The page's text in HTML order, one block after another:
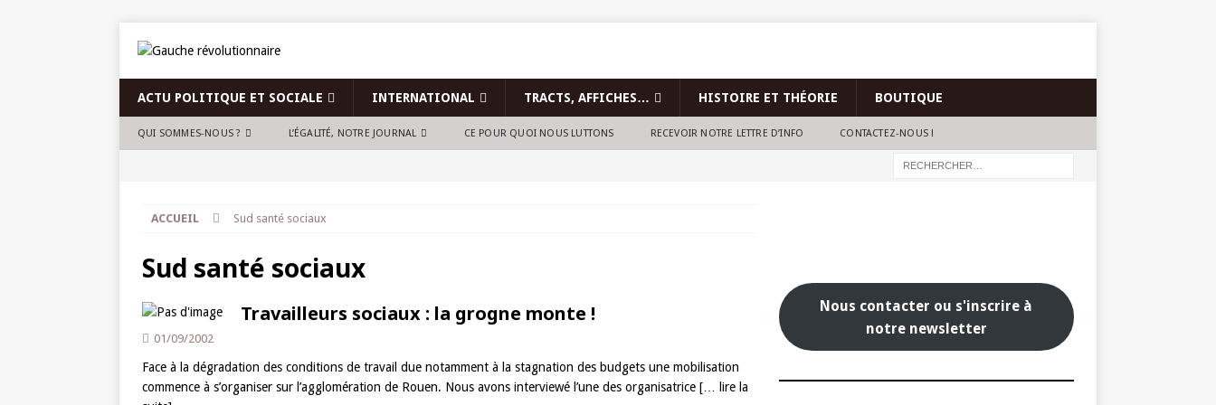
ACTU POLITIQUE ET SOCIALE INTERNATIONAL TRACTS, AFFICHES… HISTOIRE ET THÉORIE BOUTIQUE
QUI SOMMES-NOUS ? L’ÉGALITÉ, NOTRE JOURNAL CE POUR QUOI NOUS LUTTONS RECEVOIR NOTRE LETTRE D’INFO CONTACTEZ-NOUS !
ACCUEIL Sud santé sociaux
Sud santé sociaux
Travailleurs sociaux : la grogne monte !
01/09/2002
Face à la dégradation des conditions de travail due notamment à la stagnation des budgets une mobilisation
commence à s’organiser sur l’agglomération de Rouen. Nous avons interviewé l’une des organisatrice [… lire la
Nous contacter ou s'inscrire à
notre newsletter